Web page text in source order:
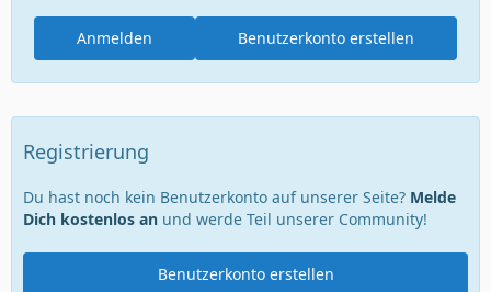
Benutzerkonto erstellen
Anmelden
Registrierung
Du hast noch kein Benutzerkonto auf unserer Seite? Melde
Dich kostenlos an und werde Teil unserer Community!
Benutzerkonto erstellen